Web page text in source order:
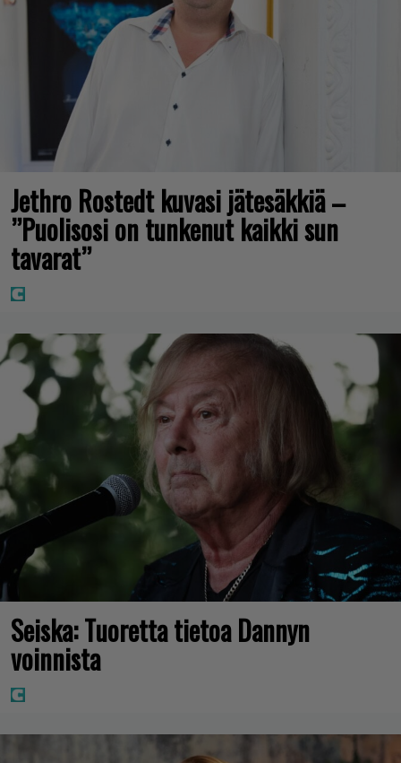
Jethro Rostedt kuvasi jätesäkkiä –
”Puolisosi on tunkenut kaikki sun
tavarat”
Seiska: Tuoretta tietoa Dannyn
voinnista